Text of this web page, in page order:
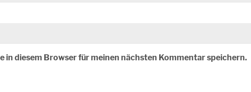
in diesem Browser für meinen nächsten Kommentar speichern.